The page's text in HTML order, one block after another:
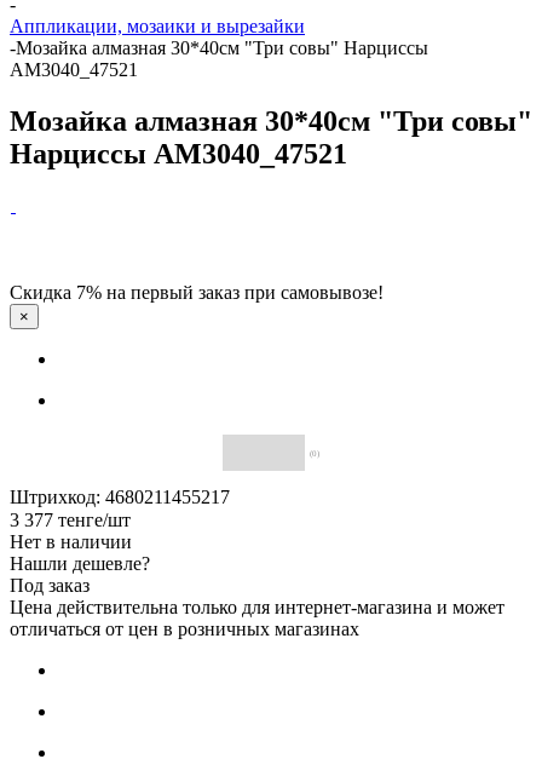
-
Аппликации, мозаики и вырезайки
-Мозайка алмазная 30*40см "Три совы" Нарциссы
АМ3040_47521
Мозайка алмазная 30*40см "Три совы"
Нарциссы АМ3040_47521
Скидка 7% на первый заказ при самовывозе!
×
(0)
Штрихкод: 4680211455217
3 377 тенге/шт
Нет в наличии
Нашли дешевле?
Под заказ
Цена действительна только для интернет-магазина и может
отличаться от цен в розничных магазинах